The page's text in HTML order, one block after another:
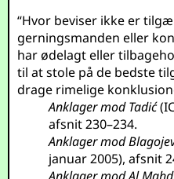
“Hvor beviser ikke er
gerningsmanden eller
har ødelagt eller
til at stole på de bedste
drage rimelige
Anklager mod Tadić
afsnit 230–234.
Anklager mod
januar 2005), afsnit